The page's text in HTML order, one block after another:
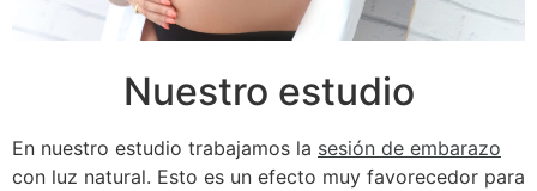
Nuestro estudio
En nuestro estudio trabajamos la sesión de embarazo
con luz natural. Esto es un efecto muy favorecedor para